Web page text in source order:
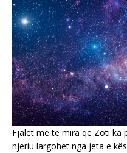
Fjalët më të mira që Zoti ka
njeriu largohet nga jeta e